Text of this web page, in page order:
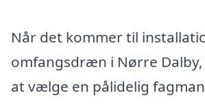
Når det kommer til
omfangsdræn i Nørre
at vælge en pålidelig